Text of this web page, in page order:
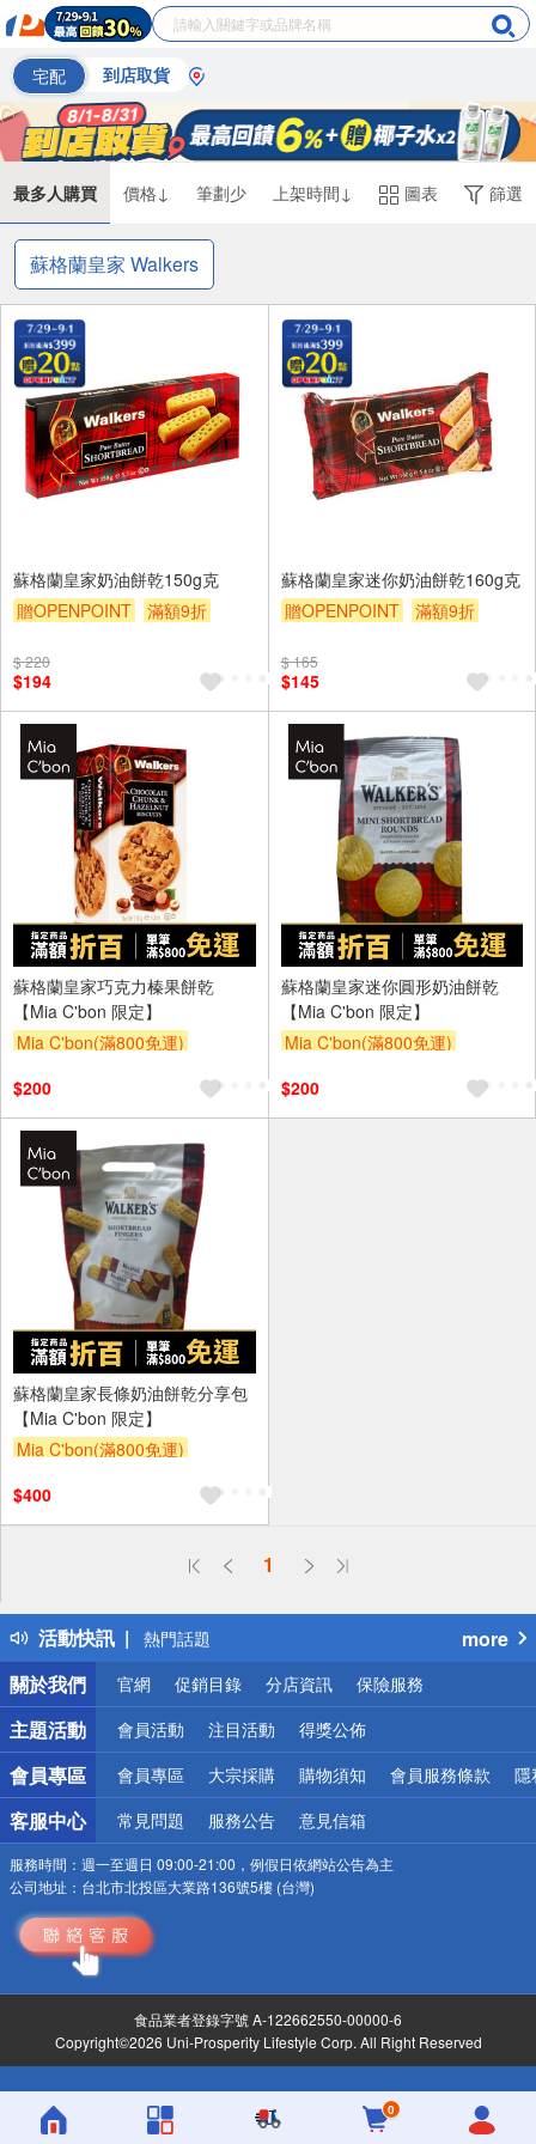
宅配 到店取貨
最多人購買 價格↓ 筆劃少 上架時間↓ 圖表 篩選
蘇格蘭皇家 Walkers
蘇格蘭皇家奶油餅乾150g克
贈OPENPOINT
滿額9折
$ 220
$194
蘇格蘭皇家迷你奶油餅乾160g克
贈OPENPOINT
滿額9折
$ 165
$145
蘇格蘭皇家巧克力榛果餅乾
【Mia C'bon 限定】
Mia C'bon(滿800免運)
$200
蘇格蘭皇家迷你圓形奶油餅乾
【Mia C'bon 限定】
Mia C'bon(滿800免運)
$200
蘇格蘭皇家長條奶油餅乾分享包
【Mia C'bon 限定】
Mia C'bon(滿800免運)
$400
1
活動快訊
偏遠地區配送
得獎公告
熱門話題
銀行優惠
偏遠地區配送
詐騙網頁！請小心！
more
關於我們
官網 促銷目錄 分店資訊 保險服務
主題活動 會員活動 注目活動 得獎公佈
會員專區 會員專區 大宗採購 購物須知 會員服務條款 隱
客服中心 常見問題 服務公告 意見信箱
服務時間： 週一至週日 09:00-21:00，例假日依網站公告為主
公司地址： 台北市北投區大業路136號5樓 (台灣)
食品業者登錄字號 A-122662550-00000-6
Copyright©2026 Uni-Prosperity Lifestyle Corp. All Right Reserved
0